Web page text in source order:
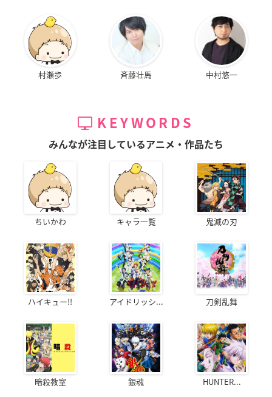
村瀬歩 斉藤壮馬 中村悠一
KEYWORDS
みんなが注目しているアニメ・作品たち
ちいかわ キャラ一覧 鬼滅の刃
ハイキュー!! アイドリッシ... 刀剣乱舞
暗殺教室 銀魂 HUNTER...